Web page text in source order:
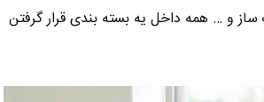
و … همه داخل یه بسته بندی قرار گرفتن